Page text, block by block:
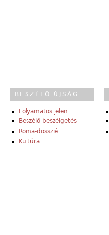
BESZÉLŐ ÚJSÁG
Folyamatos jelen
Beszélő-beszélgetés
Roma-dosszié
Kultúra